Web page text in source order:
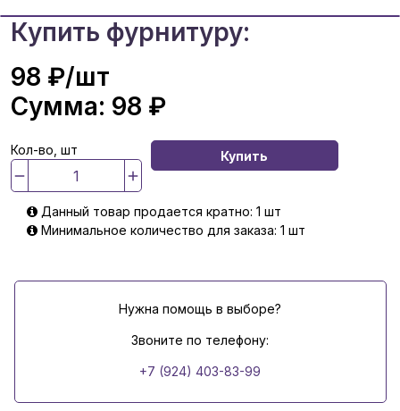
Купить фурнитуру:
98 ₽/шт
Сумма: 98 ₽
Кол-во, шт Купить
Данный товар продается кратно: 1 шт
Минимальное количество для заказа: 1 шт
Нужна помощь в выборе?
Звоните по телефону:
+7 (924) 403-83-99